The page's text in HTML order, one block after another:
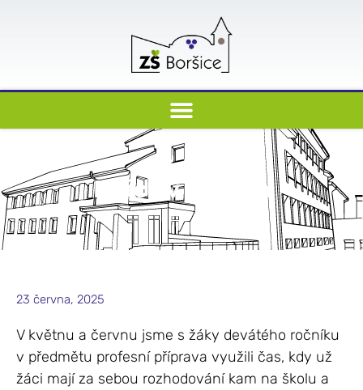
Práce v dílnách
23 června, 2025
V květnu a červnu jsme s žáky devátého ročníku
v předmětu profesní příprava využili čas, kdy už
žáci mají za sebou rozhodování kam na školu a